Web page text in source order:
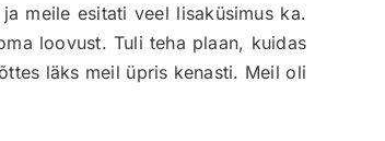
meile esitati veel lisaküsimus ka.
loovust. Tuli teha plaan, kuidas
läks meil üpris kenasti. Meil oli